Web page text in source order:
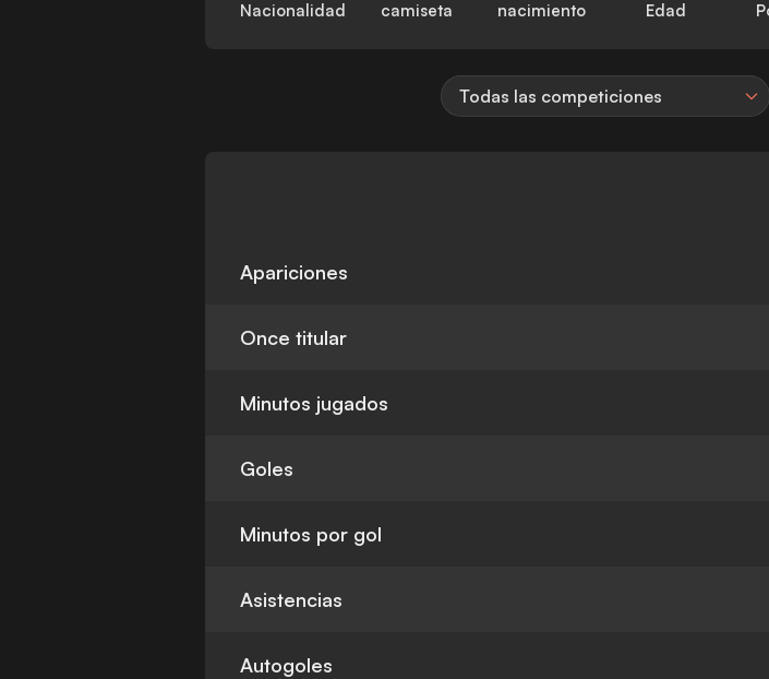
Nacionalidad
camiseta
nacimiento
Edad
Todas las competiciones
Apariciones
Once titular
Minutos jugados
Goles
Minutos por gol
Asistencias
Autogoles